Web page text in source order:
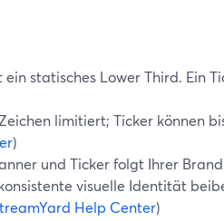
statisches Lower Third. Ein
limitiert; Ticker können
)
und Ticker folgt Ihrer
visuelle Identität
Help Center)